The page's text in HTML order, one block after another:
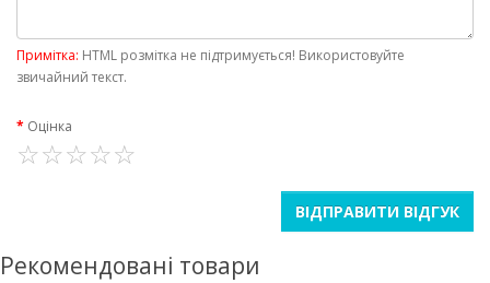
Примітка: HTML розмітка не підтримується! Використовуйте
звичайний текст.
Оцінка
ВІДПРАВИТИ ВІДГУК
Рекомендовані товари